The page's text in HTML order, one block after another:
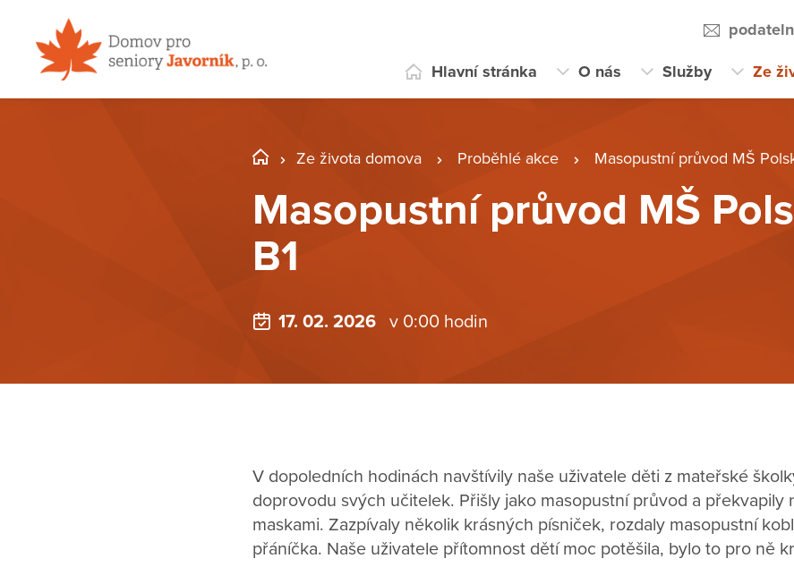
Hlavní stránka O nás Služby Ze
Ze života domova Proběhlé akce Masopustní průvod MŠ
Masopustní průvod MŠ
B1
17. 02. 2026 v 0:00 hodin
V dopoledních hodinách navštívily naše uživatele děti z mateřské
doprovodu svých učitelek. Přišly jako masopustní průvod a překvapily
maskami. Zazpívaly několik krásných písniček, rozdaly masopustní
přáníčka. Naše uživatele přítomnost dětí moc potěšila, bylo to pro ně